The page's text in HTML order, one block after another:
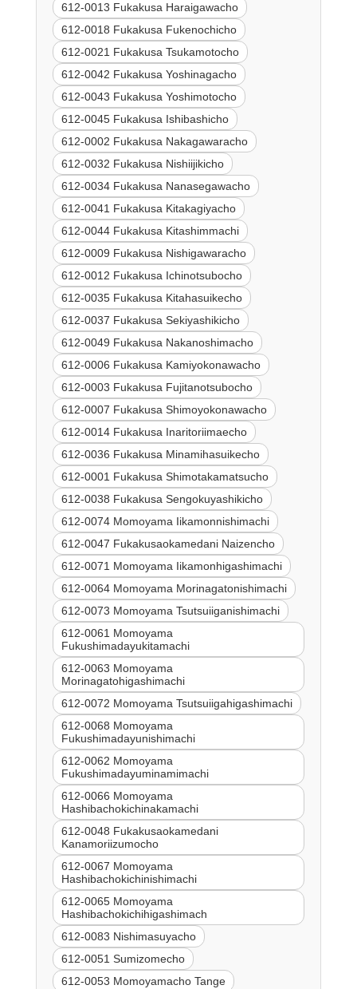
612-0013 Fukakusa Haraigawacho
612-0018 Fukakusa Fukenochicho
612-0021 Fukakusa Tsukamotocho
612-0042 Fukakusa Yoshinagacho
612-0043 Fukakusa Yoshimotocho
612-0045 Fukakusa Ishibashicho
612-0002 Fukakusa Nakagawaracho
612-0032 Fukakusa Nishiijikicho
612-0034 Fukakusa Nanasegawacho
612-0041 Fukakusa Kitakagiyacho
612-0044 Fukakusa Kitashimmachi
612-0009 Fukakusa Nishigawaracho
612-0012 Fukakusa Ichinotsubocho
612-0035 Fukakusa Kitahasuikecho
612-0037 Fukakusa Sekiyashikicho
612-0049 Fukakusa Nakanoshimacho
612-0006 Fukakusa Kamiyokonawacho
612-0003 Fukakusa Fujitanotsubocho
612-0007 Fukakusa Shimoyokonawacho
612-0014 Fukakusa Inaritoriimaecho
612-0036 Fukakusa Minamihasuikecho
612-0001 Fukakusa Shimotakamatsucho
612-0038 Fukakusa Sengokuyashikicho
612-0074 Momoyama Iikamonnishimachi
612-0047 Fukakusaokamedani Naizencho
612-0071 Momoyama Iikamonhigashimachi
612-0064 Momoyama Morinagatonishimachi
612-0073 Momoyama Tsutsuiiganishimachi
612-0061 Momoyama
Fukushimadayukitamachi
612-0063 Momoyama
Morinagatohigashimachi
612-0072 Momoyama Tsutsuiigahigashimachi
612-0068 Momoyama
Fukushimadayunishimachi
612-0062 Momoyama
Fukushimadayuminamimachi
612-0066 Momoyama
Hashibachokichinakamachi
612-0048 Fukakusaokamedani
Kanamoriizumocho
612-0067 Momoyama
Hashibachokichinishimachi
612-0065 Momoyama
Hashibachokichihigashimach
612-0083 Nishimasuyacho
612-0051 Sumizomecho
612-0053 Momoyamacho Tange